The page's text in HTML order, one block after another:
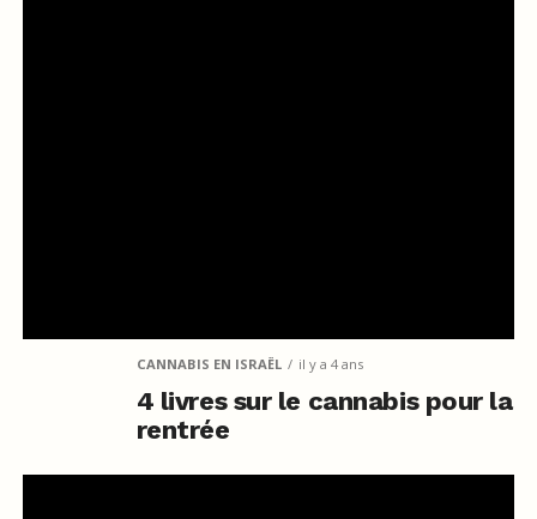
CANNABIS EN ISRAËL il y a 4 ans
4 livres sur le cannabis pour la
rentrée